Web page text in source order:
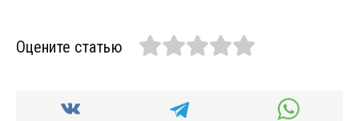
Оцените статью